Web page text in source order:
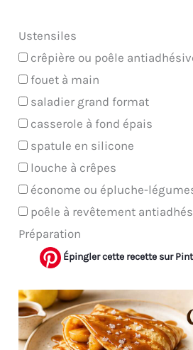
Ustensiles
crêpière ou poêle
fouet à main
saladier grand format
casserole à fond épais
spatule en silicone
louche à crêpes
économe ou épluche-
poêle à revêtement
Préparation
Épingler cette recette sur